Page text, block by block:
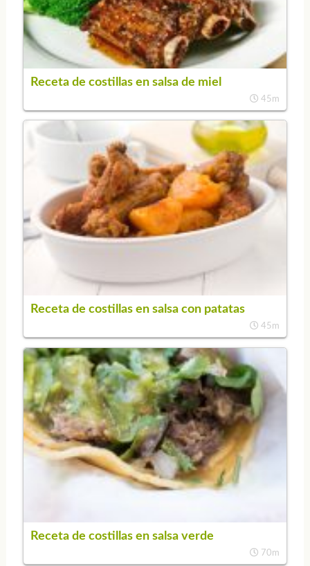
Receta de costillas en salsa de miel
45m
Receta de costillas en salsa con patatas
45m
Receta de costillas en salsa verde
70m